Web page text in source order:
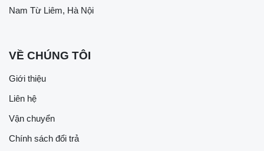
Nam Từ Liêm, Hà Nội
VỀ CHÚNG TÔI
Giới thiệu
Liên hệ
Vận chuyển
Chính sách đổi trả